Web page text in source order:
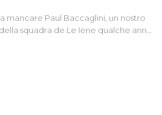
mancare Paul Baccaglini, un nostro
squadra de Le Iene qualche anno